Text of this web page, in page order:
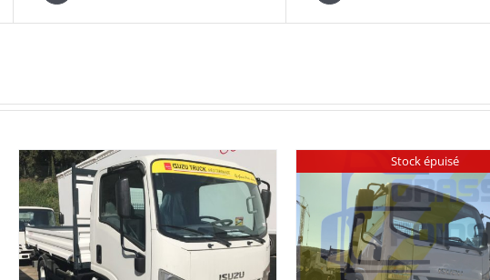
Stock épuisé
DÉTAILS DÉTAILS